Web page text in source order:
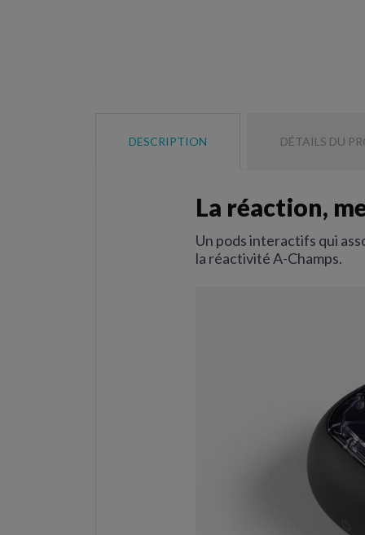
DESCRIPTION DÉTAILS DU
La réaction,
Un pods interactifs qui
la réactivité A-Champs.